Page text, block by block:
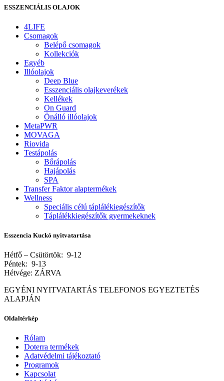
ESSZENCIÁLIS OLAJOK
4LIFE
Csomagok
Belépő csomagok
Kollekciók
Egyéb
Illóolajok
Deep Blue
Esszenciális olajkeverékek
Kellékek
On Guard
Önálló illóolajok
MetaPWR
MOVAGA
Riovida
Testápolás
Bőrápolás
Hajápolás
SPA
Transfer Faktor alaptermékek
Wellness
Speciális célú táplálékiegészítők
Táplálékkiegészítők gyermekeknek
Esszencia Kuckó nyitvatartása
Hétfő – Csütörtök: 9-12
Péntek: 9-13
Hétvége: ZÁRVA
EGYÉNI NYITVATARTÁS TELEFONOS EGYEZTETÉS
ALAPJÁN
Oldaltérkép
Rólam
Doterra termékek
Adatvédelmi tájékoztató
Programok
Kapcsolat